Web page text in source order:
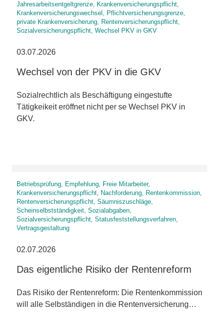
Jahresarbeitsentgeltgrenze, Krankenversicherungspflicht,
Krankenversicherungswechsel, Pflichtversicherungsgrenze,
private Krankenversicherung, Rentenversicherungspflicht,
Sozialversicherungspflicht, Wechsel PKV in GKV
03.07.2026
Wechsel von der PKV in die GKV
Sozialrechtlich als Beschäftigung eingestufte
Tätigkeikeit eröffnet nicht per se Wechsel PKV in
GKV.
Betriebsprüfung, Empfehlung, Freie Mitarbeiter,
Krankenversicherungspflicht, Nachforderung, Rentenkommission,
Rentenversicherungspflicht, Säumniszuschläge,
Scheinselbstständigkeit, Sozialabgaben,
Sozialversicherungspflicht, Statusfeststellungsverfahren,
Vertragsgestaltung
02.07.2026
Das eigentliche Risiko der Rentenreform
Das Risiko der Rentenreform: Die Rentenkommission
will alle Selbständigen in die Rentenversicherung…